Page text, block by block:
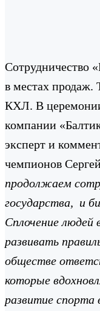
Сотрудничество
в местах продаж.
КХЛ. В
компании
эксперт и
чемпионов
продолжаем
государства, и
Сплочение людей
развивать
обществе
которые
развитие